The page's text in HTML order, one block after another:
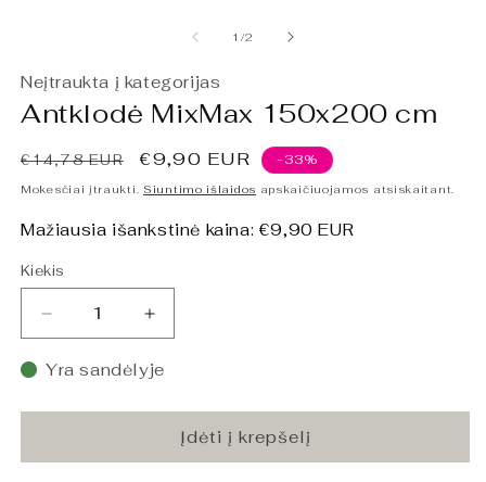
1/iš
2
Neįtraukta į kategorijas
Antklodė MixMax 150x200 cm
Įprasta
kaina
€14,78 EUR
Išpardavimo
kaina
€9,90 EUR -33%
Mokesčiai įtraukti. Siuntimo išlaidos apskaičiuojamos atsiskaitant.
Mažiausia išankstinė kaina: €9,90 EUR
Kiekis
Sumažinti
Antklodė
MixMax
cm
Padidinti
Antklodė
MixMax
cm
kiekį
Yra sandėlyje
Įdėti į krepšelį